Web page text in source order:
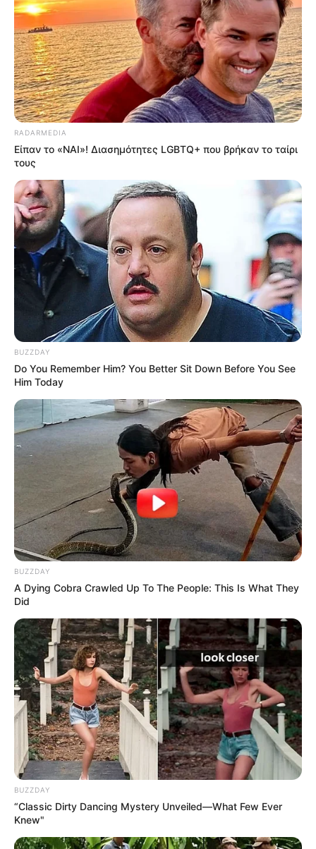
RADARMEDIA
Είπαν το «ΝΑΙ»! Διασημότητες LGBTQ+ που βρήκαν το ταίρι
τους
BUZZDAY
Do You Remember Him? You Better Sit Down Before You See
Him Today
BUZZDAY
A Dying Cobra Crawled Up To The People: This Is What They
Did
BUZZDAY
“Classic Dirty Dancing Mystery Unveiled—What Few Ever
Knew"